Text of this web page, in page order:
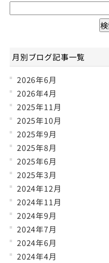
月別ブログ記事一覧
2026年6月
2026年4月
2025年11月
2025年10月
2025年9月
2025年8月
2025年6月
2025年3月
2024年12月
2024年11月
2024年9月
2024年7月
2024年6月
2024年4月